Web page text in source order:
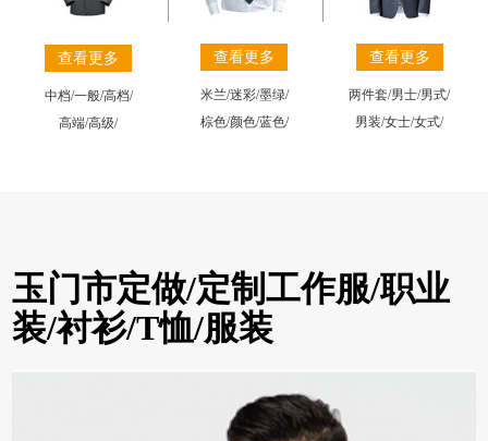
查看更多
中档/一般/高档/
高端/高级/
查看更多
米兰/迷彩/墨绿/
棕色/颜色/蓝色/
查看更多
两件套/男士/男式/
男装/女士/女式/
玉门市定做/定制工作服/职业
装/衬衫/T恤/服装